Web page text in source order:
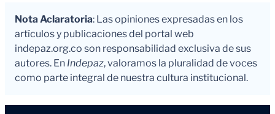
Nota Aclaratoria: Las opiniones expresadas en los
artículos y publicaciones del portal web
indepaz.org.co son responsabilidad exclusiva de sus
autores. En Indepaz, valoramos la pluralidad de voces
como parte integral de nuestra cultura institucional.